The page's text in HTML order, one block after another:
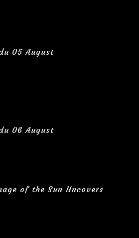
05 August
06 August
of the Sun Uncovers